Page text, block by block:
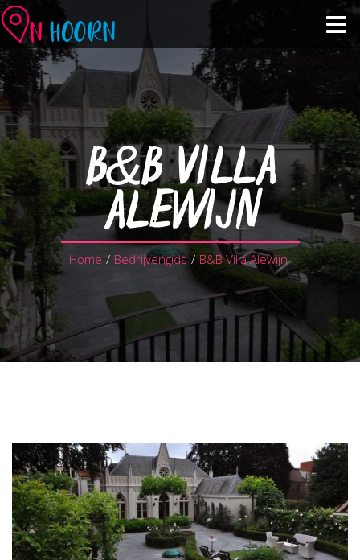
Veranstaltungskalender
Sehen & tun
Einkaufen & Gastronomie
Über Hoorn
Planen Sie Ihren Besuch
B&B VILLA
ALEWIJN
Home / Bedrijvengids / B&B Villa Alewijn